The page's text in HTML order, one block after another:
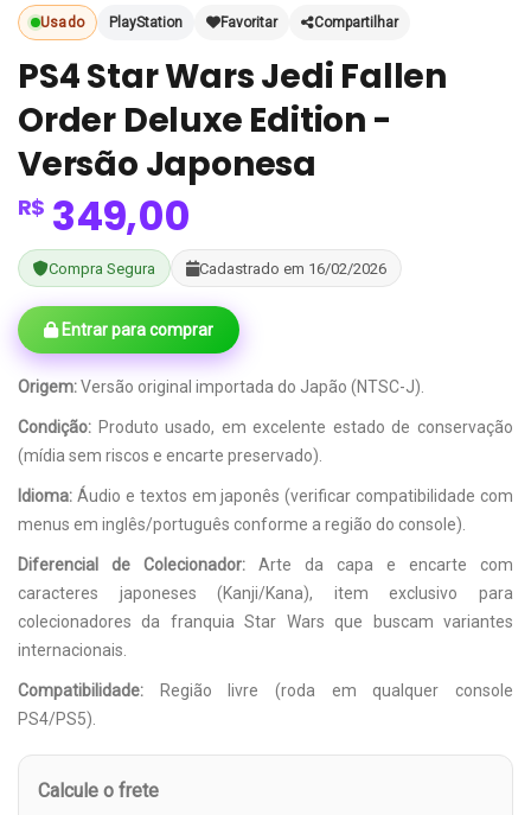
Usado PlayStation Favoritar Compartilhar
PS4 Star Wars Jedi Fallen
Order Deluxe Edition -
Versão Japonesa
R$ 349,00
Compra Segura Cadastrado em 16/02/2026
Entrar para comprar
Origem:Versão original importada do Japão (NTSC-J).
Condição: Produto usado, em excelente estado de conservação
(mídia sem riscos e encarte preservado).
Idioma: Áudio e textos em japonês (verificar compatibilidade com
menus em inglês/português conforme a região do console).
Diferencial de Colecionador: Arte da capa e encarte com
caracteres japoneses (Kanji/Kana), item exclusivo para
colecionadores da franquia Star Wars que buscam variantes
internacionais.
Compatibilidade: Região livre (roda em qualquer console
PS4/PS5).
Calcule o frete